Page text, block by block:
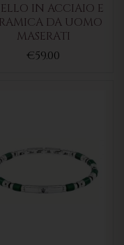
IN ACCIAIO E
DA UOMO
MASERATI
€59.00